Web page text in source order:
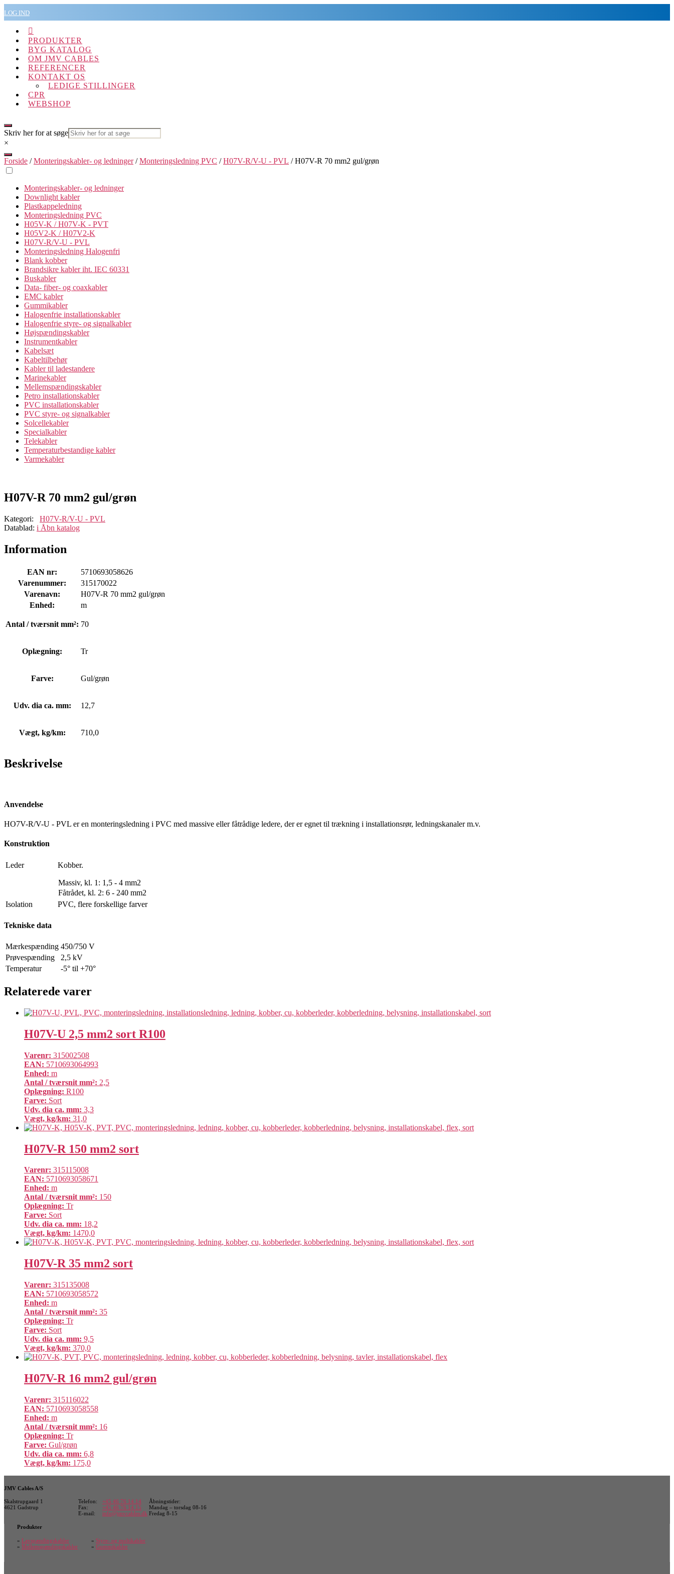
til
indholdet
LOG IND

PRODUKTER
BYG KATALOG
OM JMV CABLES
REFERENCER
KONTAKT OS
LEDIGE STILLINGER
CPR
WEBSHOP
Skriv her for at søge
×
Forside /Monteringskabler- og ledninger/Monteringsledning PVC /H07V-R/V-U - PVL / H07V-R 70 mm2 gul/grøn
Monteringskabler- og ledninger
Downlight kabler
Plastkappeledning
Monteringsledning PVC
H05V-K / H07V-K - PVT
H05V2-K / H07V2-K
H07V-R/V-U - PVL
Monteringsledning Halogenfri
Blank kobber
Brandsikre kabler iht. IEC 60331
Buskabler
Data- fiber- og coaxkabler
EMC kabler
Gummikabler
Halogenfrie installationskabler
Halogenfrie styre- og signalkabler
Højspændingskabler
Instrumentkabler
Kabelsæt
Kabeltilbehør
Kabler til ladestandere
Marinekabler
Mellemspændingskabler
Petro installationskabler
PVC installationskabler
PVC styre- og signalkabler
Solcellekabler
Specialkabler
Telekabler
Temperaturbestandige kabler
Varmekabler
H07V-R 70 mm2 gul/grøn
Kategori: H07V-R/V-U - PVL
Datablad: i Åbn katalog
Information
EAN nr:
5710693058626
Varenummer:
315170022
Varenavn:
H07V-R 70 mm2 gul/grøn
Enhed:
m
Antal / tværsnit mm²: 70
Oplægning: Tr
Farve: Gul/grøn
Udv. dia ca. mm: 12,7
Vægt, kg/km: 710,0
Beskrivelse
Anvendelse
HO7V-R/V-U - PVL er en monteringsledning i PVC med massive eller fåtrådige ledere, der er egnet til trækning i installationsrør, ledningskanaler m.v.
Konstruktion
Leder Kobber.
Massiv, kl. 1: 1,5 - 4 mm2
Fåtrådet, kl. 2: 6 - 240 mm2
Isolation
PVC, flere forskellige farver
Tekniske data
Mærkespænding 450/750 V
Prøvespænding
2,5 kV
Temperatur
-5° til +70°
Relaterede varer
H07V-U 2,5 mm2 sort R100
Varenr: 315002508
EAN: 5710693064993
Enhed: m
Antal / tværsnit mm²: 2,5
Oplægning: R100
Farve: Sort
Udv. dia ca. mm: 3,3
Vægt, kg/km: 31,0
H07V-R 150 mm2 sort
Varenr: 315115008
EAN: 5710693058671
Enhed: m
Antal / tværsnit mm²: 150
Oplægning: Tr
Farve: Sort
Udv. dia ca. mm: 18,2
Vægt, kg/km: 1470,0
H07V-R 35 mm2 sort
Varenr: 315135008
EAN: 5710693058572
Enhed: m
Antal / tværsnit mm²: 35
Oplægning: Tr
Farve: Sort
Udv. dia ca. mm: 9,5
Vægt, kg/km: 370,0
H07V-R 16 mm2 gul/grøn
Varenr: 315116022
EAN: 5710693058558
Enhed: m
Antal / tværsnit mm²: 16
Oplægning: Tr
Farve: Gul/grøn
Udv. dia ca. mm: 6,8
Vægt, kg/km: 175,0
JMV Cables A/S
Skalstrupgaard 1
4621 Gadstrup
Telefon:
Fax:
E-mail:
+45 46 76 14 14
+45 46 76 14 15
info@jmvcables.dk
Åbningstider:
Mandag – torsdag 08-16
Fredag 8-15
Produkter
» Lavspændingskabler
» Mellemspændingskabler
» Styre- og multikabler
» Gummikabler